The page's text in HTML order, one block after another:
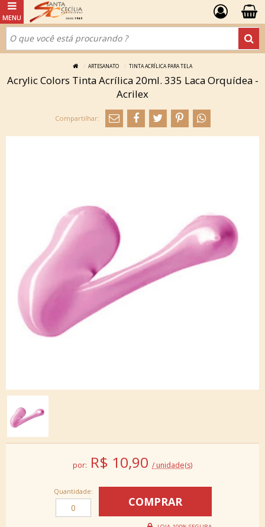
ARTESANATO TINTA ACRÍLICA PARA TELA
Acrylic Colors Tinta Acrílica 20ml. 335 Laca Orquídea -
Acrilex
por: R$ 10,90 / unidade(s)
Quantidade: